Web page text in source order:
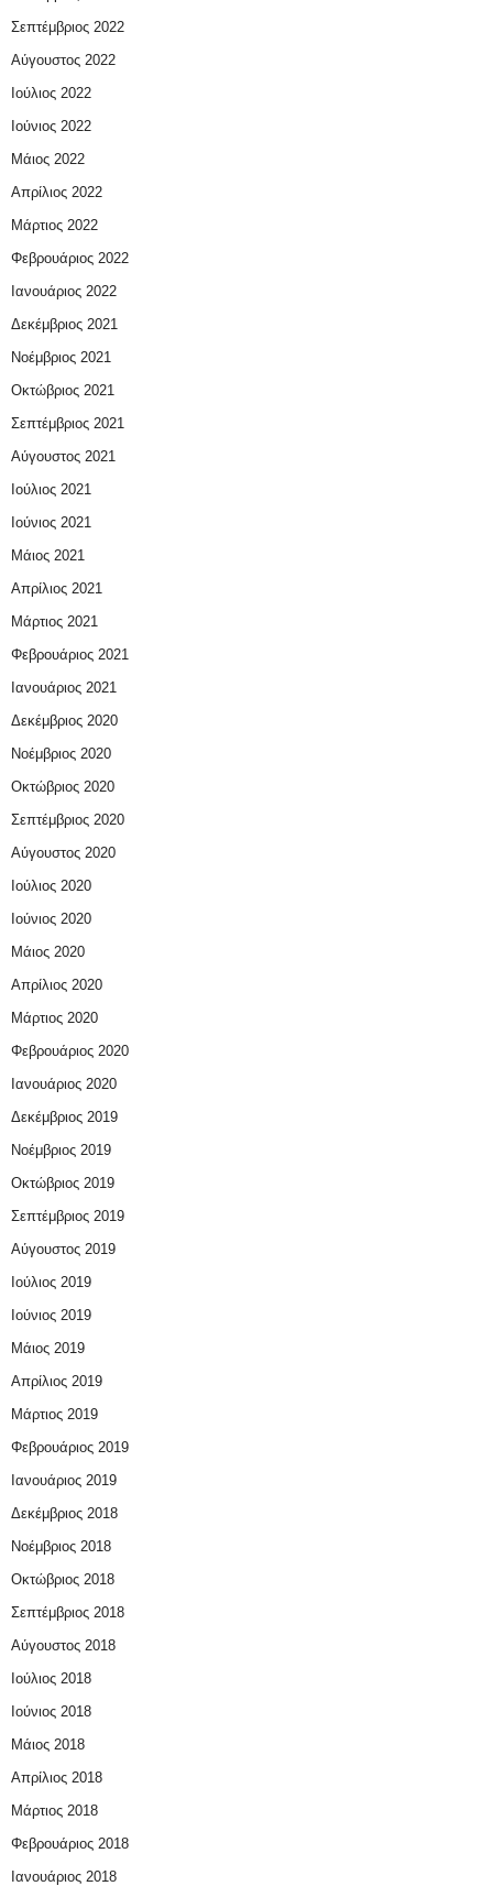
Σεπτέμβριος 2022
Αύγουστος 2022
Ιούλιος 2022
Ιούνιος 2022
Μάιος 2022
Απρίλιος 2022
Μάρτιος 2022
Φεβρουάριος 2022
Ιανουάριος 2022
Δεκέμβριος 2021
Νοέμβριος 2021
Οκτώβριος 2021
Σεπτέμβριος 2021
Αύγουστος 2021
Ιούλιος 2021
Ιούνιος 2021
Μάιος 2021
Απρίλιος 2021
Μάρτιος 2021
Φεβρουάριος 2021
Ιανουάριος 2021
Δεκέμβριος 2020
Νοέμβριος 2020
Οκτώβριος 2020
Σεπτέμβριος 2020
Αύγουστος 2020
Ιούλιος 2020
Ιούνιος 2020
Μάιος 2020
Απρίλιος 2020
Μάρτιος 2020
Φεβρουάριος 2020
Ιανουάριος 2020
Δεκέμβριος 2019
Νοέμβριος 2019
Οκτώβριος 2019
Σεπτέμβριος 2019
Αύγουστος 2019
Ιούλιος 2019
Ιούνιος 2019
Μάιος 2019
Απρίλιος 2019
Μάρτιος 2019
Φεβρουάριος 2019
Ιανουάριος 2019
Δεκέμβριος 2018
Νοέμβριος 2018
Οκτώβριος 2018
Σεπτέμβριος 2018
Αύγουστος 2018
Ιούλιος 2018
Ιούνιος 2018
Μάιος 2018
Απρίλιος 2018
Μάρτιος 2018
Φεβρουάριος 2018
Ιανουάριος 2018